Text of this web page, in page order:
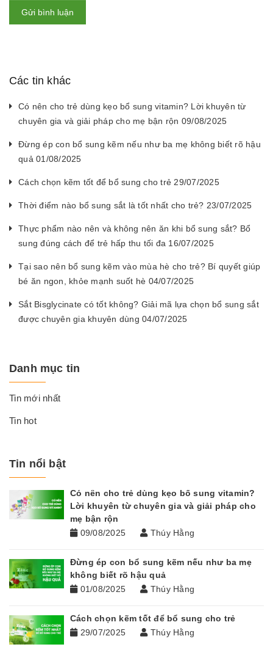
Gửi bình luận
Các tin khác
Có nên cho trẻ dùng kẹo bổ sung vitamin? Lời khuyên từ
chuyên gia và giải pháp cho mẹ bận rộn 09/08/2025
Đừng ép con bổ sung kẽm nếu như ba mẹ không biết rõ hậu
quả 01/08/2025
Cách chọn kẽm tốt để bổ sung cho trẻ 29/07/2025
Thời điểm nào bổ sung sắt là tốt nhất cho trẻ? 23/07/2025
Thực phẩm nào nên và không nên ăn khi bổ sung sắt? Bổ
sung đúng cách để trẻ hấp thu tối đa 16/07/2025
Tại sao nên bổ sung kẽm vào mùa hè cho trẻ? Bí quyết giúp
bé ăn ngon, khỏe mạnh suốt hè 04/07/2025
Sắt Bisglycinate có tốt không? Giải mã lựa chọn bổ sung sắt
được chuyên gia khuyên dùng 04/07/2025
Danh mục tin
Tin mới nhất
Tin hot
Tin nổi bật
Có nên cho trẻ dùng kẹo bổ sung vitamin?
Lời khuyên từ chuyên gia và giải pháp cho
mẹ bận rộn
09/08/2025
Thúy Hằng
Đừng ép con bổ sung kẽm nếu như ba mẹ
không biết rõ hậu quả
01/08/2025
Thúy Hằng
Cách chọn kẽm tốt để bổ sung cho trẻ
29/07/2025
Thúy Hằng